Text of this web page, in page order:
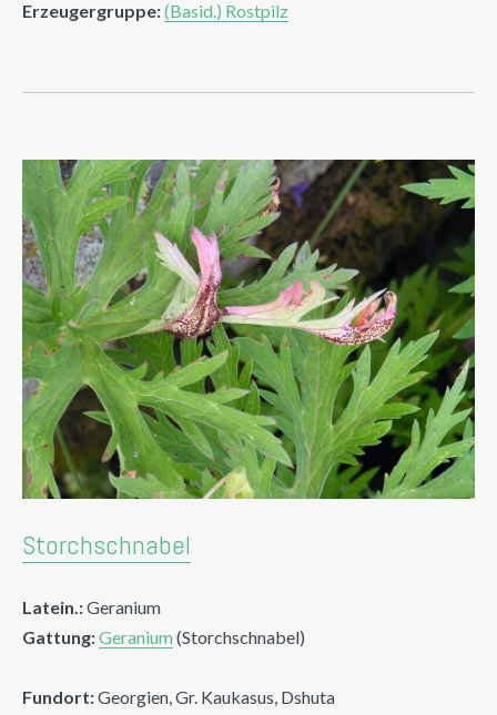
Erzeugergruppe:(Basid.) Rostpilz
Storchschnabel
Latein.:Geranium
Gattung:Geranium (Storchschnabel)
Fundort:Georgien, Gr. Kaukasus, Dshuta